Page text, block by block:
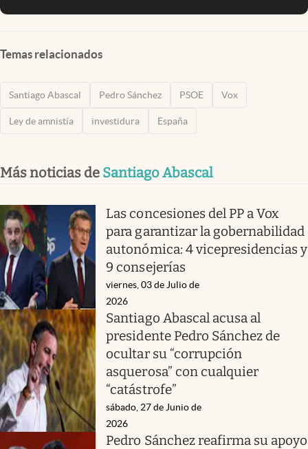
Temas relacionados
Santiago Abascal Pedro Sánchez PSOE Vox
Ley de amnistía investidura España
Más noticias de Santiago Abascal
Las concesiones del PP a Vox
para garantizar la gobernabilidad
autonómica: 4 vicepresidencias y
9 consejerías
viernes, 03 de Julio de
2026
Santiago Abascal acusa al
presidente Pedro Sánchez de
ocultar su “corrupción
asquerosa” con cualquier
“catástrofe”
sábado, 27 de Junio de
2026
Pedro Sánchez reafirma su apoyo